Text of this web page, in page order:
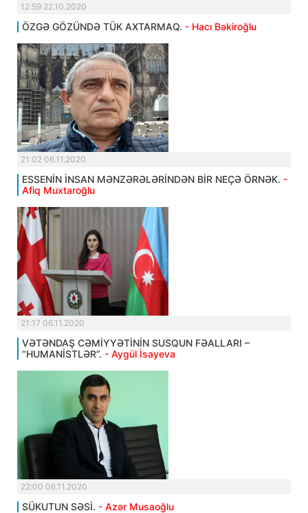
12:59 22.10.2020
ÖZGƏ GÖZÜNDƏ TÜK AXTARMAQ. - Hacı Bəkiroğlu
21:02 06.11.2020
ESSENİN İNSAN MƏNZƏRƏLƏRİNDƏN BİR NEÇƏ ÖRNƏK. -
Afiq Muxtaroğlu
21:17 06.11.2020
VƏTƏNDAŞ CƏMİYYƏTİNİN SUSQUN FƏALLARI –
“HUMANİSTLƏR”. - Aygül İsayeva
22:00 06.11.2020
SÜKUTUN SƏSİ. - Azər Musaoğlu